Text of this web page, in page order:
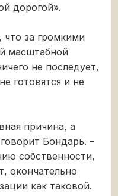
дорогой».
что за громкими
масштабной
не последует,
готовятся и не
причина, а
Бондарь. –
собственности,
окончательно
как таковой.